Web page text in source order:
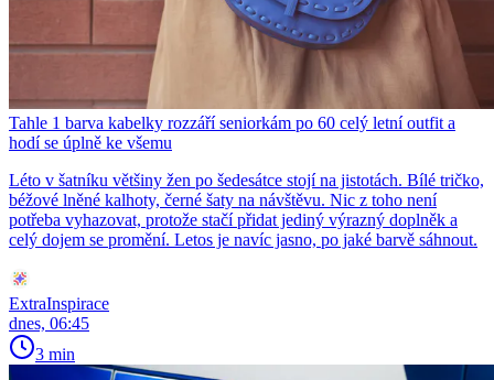
Tahle 1 barva kabelky rozzáří seniorkám po 60 celý letní outfit a
hodí se úplně ke všemu
Léto v šatníku většiny žen po šedesátce stojí na jistotách. Bílé tričko,
béžové lněné kalhoty, černé šaty na návštěvu. Nic z toho není
potřeba vyhazovat, protože stačí přidat jediný výrazný doplněk a
celý dojem se promění. Letos je navíc jasno, po jaké barvě sáhnout.
ExtraInspirace
dnes, 06:45
3 min